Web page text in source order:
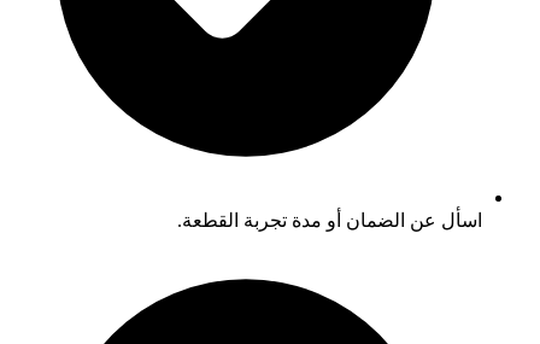
اسأل عن الضمان أو مدة تجربة القطعة.